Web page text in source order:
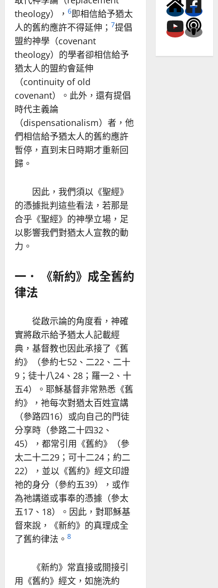
theology）， 6即相信給予猶太
人的舊約應許不得延伸； 7提倡
盟約神學（covenant
theology）的學者卻相信給予
猶太人的盟約會延伸
（continuity of old
covenant）。此外，還有提倡
時代主義論
（dispensationalism）者，他
們相信給予猶太人的舊約應許
暫停，直到末日時期才重新回
歸。
因此，我們須以《聖經》
的憑據批判這些看法，若那是
合乎《聖經》的神學立場，足
以影響我們對猶太人宣教的動
力。
一． 《新約》成全舊約
律法
從啟示論的角度看，神確
實將啟示給予猶太人記載經
典，基督教也因此承接了《舊
約》（參約七52、二22、二十
9；徒十八24、28；羅一2、十
五4）。耶穌基督非常熟悉《舊
約》，祂每次對猶太百姓宣講
（參路四16）或向自己的門徒
分享時（參路二十四32、
45），都常引用《舊約》（參
太二十二29；可十二24；約二
22），並以《舊約》經文印證
祂的身分（參約五39），或作
為祂講道或事奉的憑據（參太
五17、18）。因此，對耶穌基
督來說，《新約》的真理成全
了舊約律法。 8
《新約》常直接或間接引
用《舊約》經文，如施洗約